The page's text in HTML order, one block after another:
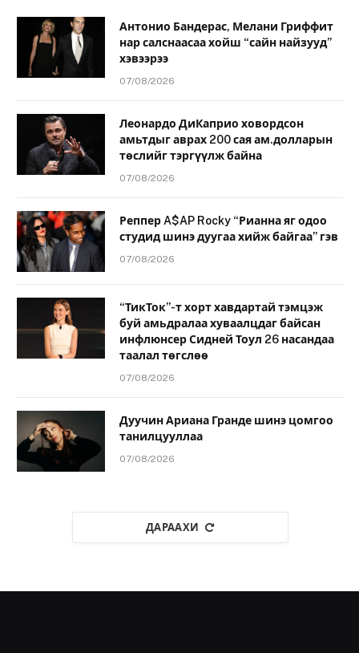
Антонио Бандерас, Мелани Гриффит
нар салснаасаа хойш “сайн найзууд”
хэвээрээ
07/08/2026
Леонардо ДиКаприо ховордсон
амьтдыг аврах 200 сая ам.долларын
төслийг тэргүүлж байна
07/08/2026
Реппер A$AP Rocky “Рианна яг одоо
студид шинэ дуугаа хийж байгаа” гэв
07/08/2026
“ТикТок”-т хорт хавдартай тэмцэж
буй амьдралаа хуваалцдаг байсан
инфлюнсер Сидней Тоул 26 насандаа
таалал төгслөө
07/08/2026
Дуучин Ариана Гранде шинэ цомгоо
танилцууллаа
07/08/2026
ДАРААХИ